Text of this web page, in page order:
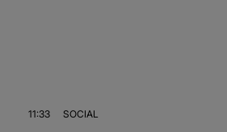
11:33 SOCIAL